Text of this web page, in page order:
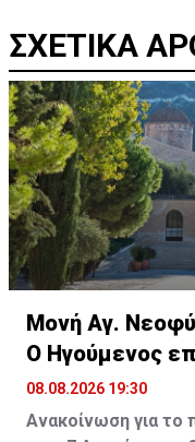
ΣΧΕΤΙΚΑ
Μονή Αγ.
Ο Ηγούμενος
υπομονή»
08.08.2026 19:30
Ανακοίνωση για το